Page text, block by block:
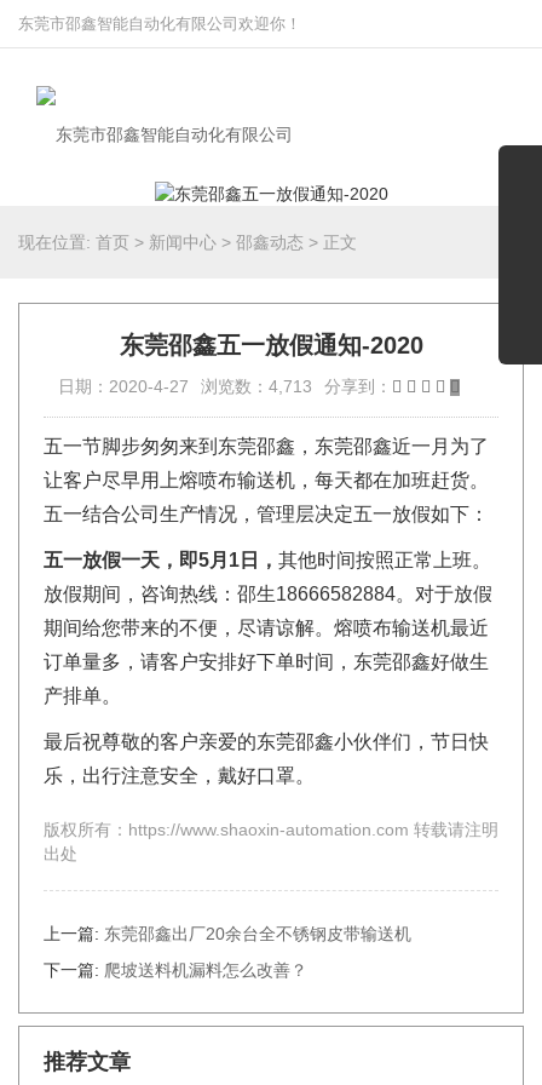
东莞市邵鑫智能自动化有限公司欢迎你！
现在位置: 首页 > 新闻中心 > 邵鑫动态 > 正文
东莞邵鑫五一放假通知-2020
日期：2020-4-27 浏览数：4,713 分享到：
五一节脚步匆匆来到东莞邵鑫，东莞邵鑫近一月为了
让客户尽早用上熔喷布输送机，每天都在加班赶货。
五一结合公司生产情况，管理层决定五一放假如下：
五一放假一天，即5月1日， 其他时间按照正常上班。
放假期间，咨询热线：邵生18666582884。对于放假
期间给您带来的不便，尽请谅解。熔喷布输送机最近
订单量多，请客户安排好下单时间，东莞邵鑫好做生
产排单。
最后祝尊敬的客户亲爱的东莞邵鑫小伙伴们，节日快
乐，出行注意安全，戴好口罩。
版权所有：https://www.shaoxin-automation.com 转载请注明
出处
上一篇: 东莞邵鑫出厂20余台全不锈钢皮带输送机
下一篇: 爬坡送料机漏料怎么改善？
推荐文章